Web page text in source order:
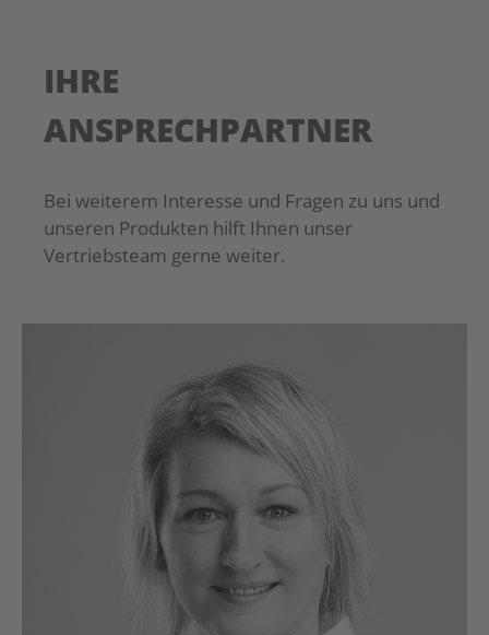
IHRE
ANSPRECHPARTNER
Bei weiterem Interesse und Fragen zu uns und
unseren Produkten hilft Ihnen unser
Vertriebsteam gerne weiter.